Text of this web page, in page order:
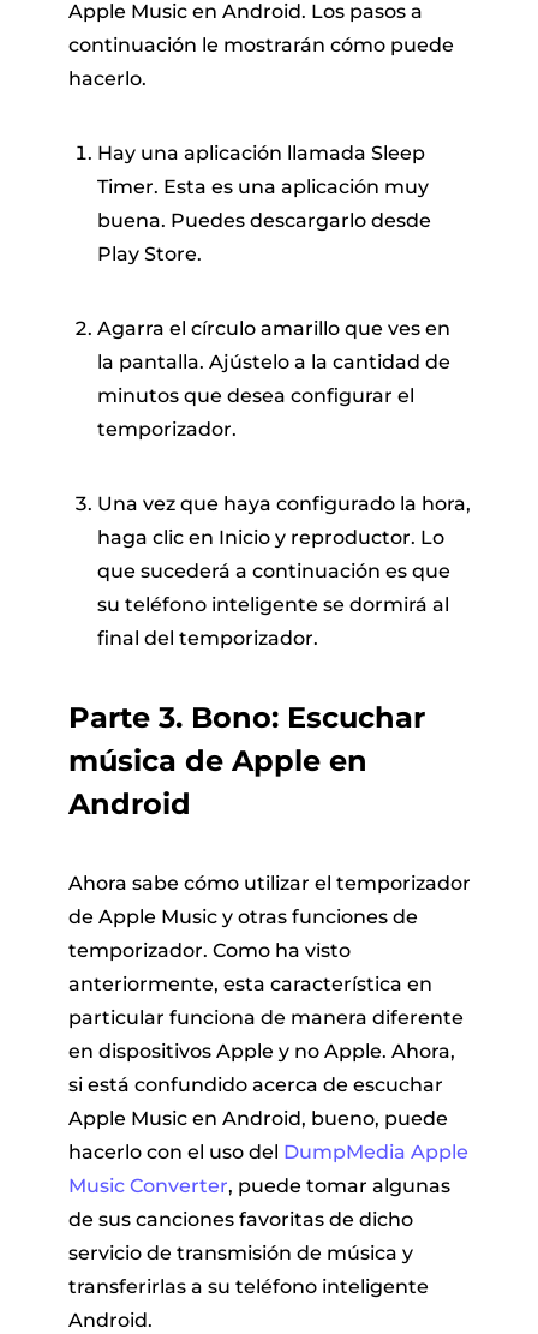
Apple Music en Android. Los pasos a
continuación le mostrarán cómo puede
hacerlo.
Hay una aplicación llamada Sleep
Timer. Esta es una aplicación muy
buena. Puedes descargarlo desde
Play Store.
Agarra el círculo amarillo que ves en
la pantalla. Ajústelo a la cantidad de
minutos que desea configurar el
temporizador.
Una vez que haya configurado la hora,
haga clic en Inicio y reproductor. Lo
que sucederá a continuación es que
su teléfono inteligente se dormirá al
final del temporizador.
Parte 3. Bono: Escuchar
música de Apple en
Android
Ahora sabe cómo utilizar el temporizador
de Apple Music y otras funciones de
temporizador. Como ha visto
anteriormente, esta característica en
particular funciona de manera diferente
en dispositivos Apple y no Apple. Ahora,
si está confundido acerca de escuchar
Apple Music en Android, bueno, puede
hacerlo con el uso del DumpMedia Apple
Music Converter, puede tomar algunas
de sus canciones favoritas de dicho
servicio de transmisión de música y
transferirlas a su teléfono inteligente
Android.